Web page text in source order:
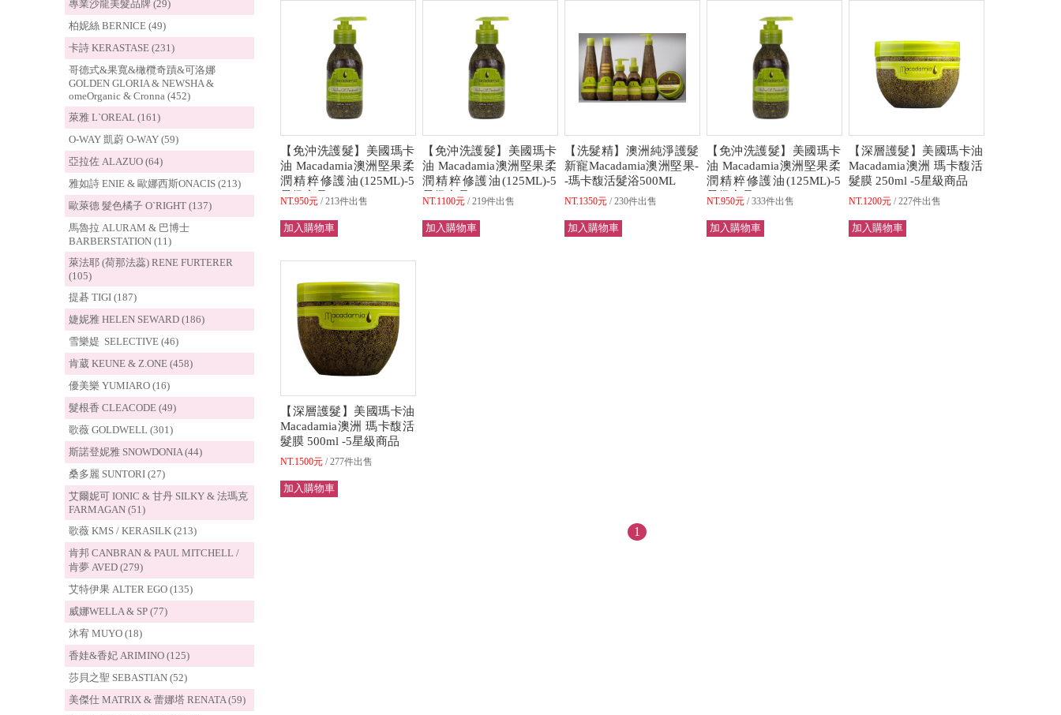
專業沙龍美髮品牌 (29)
柏妮絲 BERNICE (49)
卡詩 KERASTASE (231)
哥德式&果寬&橄欖奇蹟&可洛娜
GOLDEN GLORIA & NEWSHA &
omeOrganic & Cronna (452)
萊雅 L`OREAL (161)
O-WAY 凱蔚 O-WAY (59)
亞拉佐 ALAZUO (64)
雅如詩 ENIE & 歐娜西斯ONACIS (213)
歐萊德 髮色橘子 O`RIGHT (137)
馬魯拉 ALURAM & 巴博士
BARBERSTATION (11)
萊法耶 (荷那法蕊) RENE FURTERER
(105)
提碁 TIGI (187)
婕妮雅 HELEN SEWARD (186)
雪樂媞 SELECTIVE (46)
肯葳 KEUNE & Z.ONE (458)
優美樂 YUMIARO (16)
髮根香 CLEACODE (49)
歌薇 GOLDWELL (301)
斯諾登妮雅 SNOWDONIA (44)
桑多麗 SUNTORI (27)
艾爾妮可 IONIC & 甘丹 SILKY & 法瑪克
FARMAGAN (51)
歌薇 KMS / KERASILK (213)
肯邦 CANBRAN & PAUL MITCHELL /
肯夢 AVED (279)
艾特伊果 ALTER EGO (135)
威娜WELLA & SP (77)
沐宥 MUYO (18)
香娃&香妃 ARIMINO (125)
莎貝之聖 SEBASTIAN (52)
美傑仕 MATRIX & 蕾娜塔 RENATA (59)
【免沖洗護髮】美國瑪卡
油 Macadamia澳洲堅果柔
潤精粹修護油(125ML)-5
星級商品
NT.950元 213件出售
【免沖洗護髮】美國瑪卡
油 Macadamia澳洲堅果柔
潤精粹修護油(125ML)-5
星級商品
NT.1100元 219件出售
【洗髮精】澳洲純淨護髮
新寵Macadamia澳洲堅果-
-瑪卡馥活髮浴500ML
NT.1350元 230件出售
【免沖洗護髮】美國瑪卡
油 Macadamia澳洲堅果柔
潤精粹修護油(125ML)-5
星級商品
NT.950元 333件出售
【深層護髮】美國瑪卡油
Macadamia澳洲 瑪卡馥活
髮膜 250ml -5星級商品
NT.1200元 227件出售
【深層護髮】美國瑪卡油
Macadamia澳洲 瑪卡馥活
髮膜 500ml -5星級商品
NT.1500元 277件出售
1